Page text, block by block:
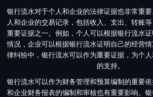
银行流水对于个人和企业的法律证据也非常重
人和企业的交易记录，包括收入、支出、转账
重要证据之一。例如，个人可以根据银行流水
情况，企业可以根据银行流水证明自己的经营
律纠纷中，银行流水可以作为重要证据，为个
的支持。
银行流水可以作为财务管理和预算编制的重要
和企业财务报表的编制和审核也有重要影响。